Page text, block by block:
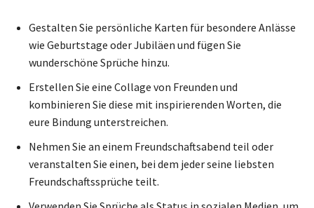
Gestalten Sie persönliche Karten für besondere Anlässe
wie Geburtstage oder Jubiläen und fügen Sie
wunderschöne Sprüche hinzu.
Erstellen Sie eine Collage von Freunden und
kombinieren Sie diese mit inspirierenden Worten, die
eure Bindung unterstreichen.
Nehmen Sie an einem Freundschaftsabend teil oder
veranstalten Sie einen, bei dem jeder seine liebsten
Freundschaftssprüche teilt.